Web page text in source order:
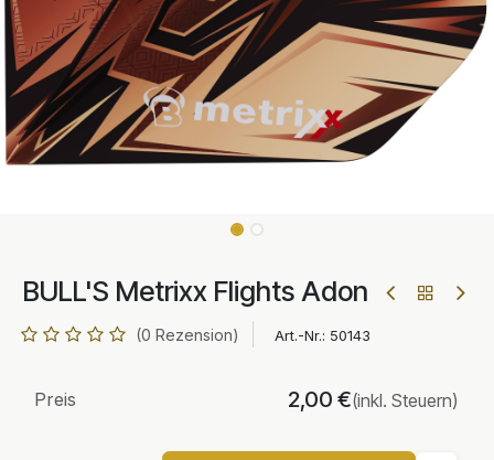
BULL'S Metrixx Flights Adon
(0 Rezension) Art.-Nr.: 50143
Preis 2,00 €(inkl. Steuern)